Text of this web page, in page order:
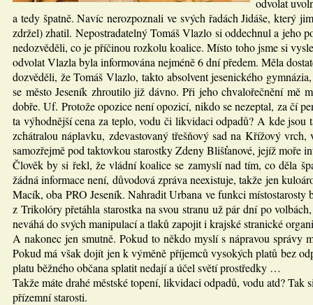
odvolat
a tedy špatně. Navíc nerozpoznali ve svých řadách Jidáše, který
zdržel) zhatil. Nepostradatelný Tomáš Vlazlo si oddechnul a jeho
nedozvěděli, co je příčinou rozkolu koalice. Místo toho jsme si
odvolat Vlazla byla informována nejméně 6 dní předem. Měla
dozvěděli, že Tomáš Vlazlo, takto absolvent jesenického
se město Jeseník zhroutilo již dávno. Při jeho chvalořečnění mě
dobře. Uf. Protože opozice není opozicí, nikdo se nezeptal, za čí
ta výhodnější cena za teplo, vodu či likvidaci odpadů? A kde jsou
zchátralou náplavku, zdevastovaný třešňový sad na Křížový
samozřejmě pod taktovkou starostky Zdeny Blišťanové, jejíž moře
Člověk by si řekl, že vládní koalice se zamyslí nad tím, co děla
žádná informace není, důvodová zpráva neexistuje, takže jen
Macík, oba PRO Jeseník. Nahradit Urbana ve funkci
z Trikolóry přetáhla starostka na svou stranu už pár dní po
neváhá do svých manipulací a tlaků zapojit i krajské stranické
A nakonec jen smutně. Pokud to někdo myslí s nápravou správy
Pokud má však dojít jen k výměně příjemců vysokých platů bez
platu běžného občana splatit nedají a účel světí prostředky …
Takže máte drahé městské topení, likvidaci odpadů, vodu atd?
přízemní starosti.